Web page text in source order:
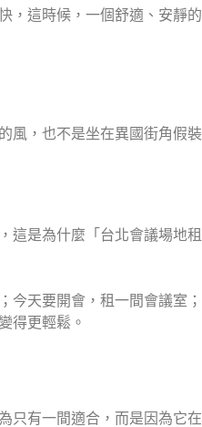
，這時候，一個舒適、安靜的
風，也不是坐在異國街角假裝
這是為什麼「台北會議場地租
今天要開會，租一間會議室；
得更輕鬆。
只有一間適合，而是因為它在